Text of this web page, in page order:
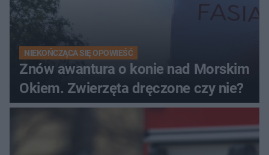
NIEKOŃCZĄCA SIĘ OPOWIEŚĆ
Znów awantura o konie nad Morskim
Okiem. Zwierzęta dręczone czy nie?